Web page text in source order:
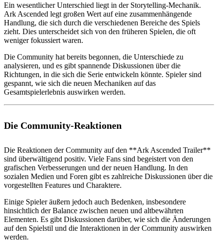
Ein wesentlicher Unterschied liegt in der Storytelling-Mechanik.
Ark Ascended legt großen Wert auf eine zusammenhängende
Handlung, die sich durch die verschiedenen Bereiche des Spiels
zieht. Dies unterscheidet sich von den früheren Spielen, die oft
weniger fokussiert waren.
Die Community hat bereits begonnen, die Unterschiede zu
analysieren, und es gibt spannende Diskussionen über die
Richtungen, in die sich die Serie entwickeln könnte. Spieler sind
gespannt, wie sich die neuen Mechaniken auf das
Gesamtspielerlebnis auswirken werden.
Die Community-Reaktionen
Die Reaktionen der Community auf den **Ark Ascended Trailer**
sind überwältigend positiv. Viele Fans sind begeistert von den
grafischen Verbesserungen und der neuen Handlung. In den
sozialen Medien und Foren gibt es zahlreiche Diskussionen über die
vorgestellten Features und Charaktere.
Einige Spieler äußern jedoch auch Bedenken, insbesondere
hinsichtlich der Balance zwischen neuen und altbewährten
Elementen. Es gibt Diskussionen darüber, wie sich die Änderungen
auf den Spielstil und die Interaktionen in der Community auswirken
werden.